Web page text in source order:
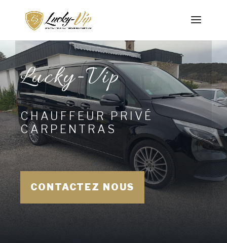
Lucky-Vip
CHAUFFEUR PRIVÉ
CARPENTRAS
CONTACTEZ NOUS